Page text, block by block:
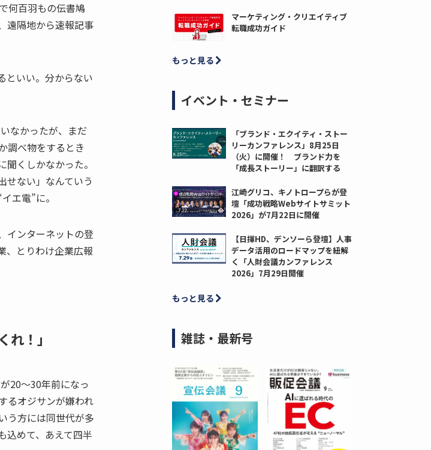
何百羽もの伝書鳩
遠隔地から速報記事
といい。分からない
なかったが、まだ
調べ物をするとき
くしかなかった。
せない」なんていう
エ電”に。
インターネットの登
、とりわけ企業広報
れ！」
20〜30年前になっ
るオジサンが嫌われ
う方には同世代が多
込めて、あえて四半
マーケティング・クリエイティブ
転職成功ガイド
もっと見る
イベント・セミナー
「ブランド・エクイティ・ストー
リーカンファレンス」8月25日
（火）に開催！ ブランド力を
「成長ストーリー」に翻訳する
江崎グリコ、キノトロープらが登
壇「成功戦略Webサイトサミット
2026」が7月22日に開催
【日揮HD、デンソーら登壇】人事
データ活用のロードマップを紐解
く「人財会議カンファレンス
2026」7月29日開催
もっと見る
雑誌・最新号